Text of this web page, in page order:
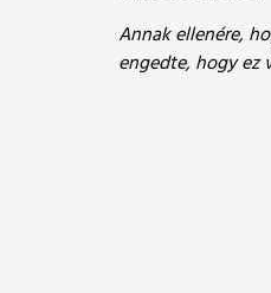
Annak ellenére,
engedte, hogy ez